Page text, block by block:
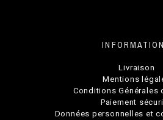
Livraison
Mentions
Conditions Générales
Paiement
Données personnelles et